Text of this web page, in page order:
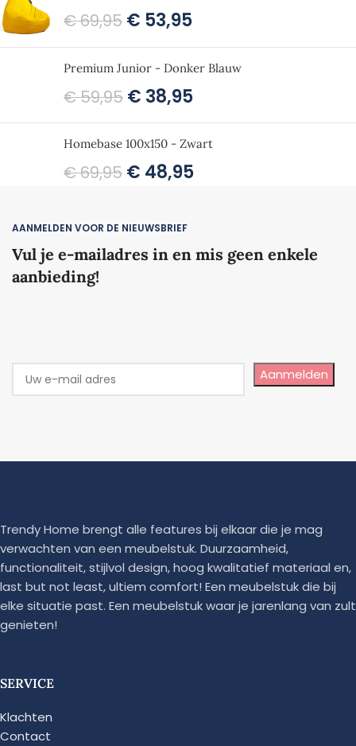
€69,95 € 53,95
Premium Junior - Donker Blauw
€59,95 € 38,95
Homebase 100x150 - Zwart
€69,95 € 48,95
AANMELDEN VOOR DE NIEUWSBRIEF
Vul je e-mailadres in en mis geen enkele
aanbieding!
Aanmelden
Trendy Home brengt alle features bij elkaar die je mag
verwachten van een meubelstuk. Duurzaamheid,
functionaliteit, stijlvol design, hoog kwalitatief materiaal en,
last but not least, ultiem comfort! Een meubelstuk die bij
elke situatie past. Een meubelstuk waar je jarenlang van zult
genieten!
SERVICE
Klachten
Contact